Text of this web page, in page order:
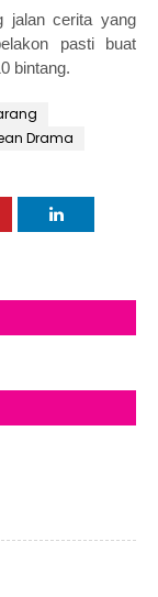
jalan cerita yang
pasti buat
bintang.
Drama